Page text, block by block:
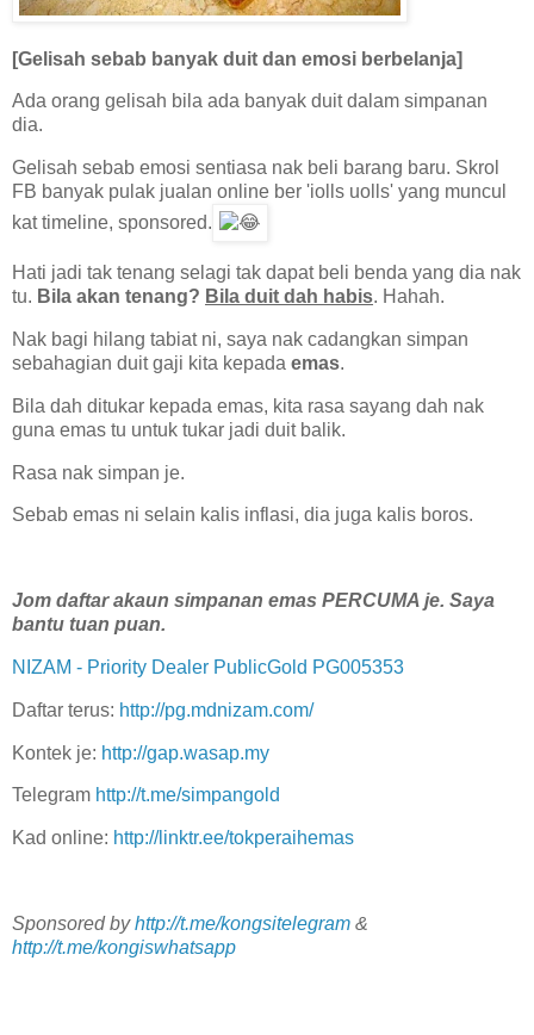
[Gelisah sebab banyak duit dan emosi berbelanja]
Ada orang gelisah bila ada banyak duit dalam simpanan
dia.
Gelisah sebab emosi sentiasa nak beli barang baru. Skrol
FB banyak pulak jualan online ber 'iolls uolls' yang muncul
kat timeline, sponsored.
Hati jadi tak tenang selagi tak dapat beli benda yang dia nak
tu. Bila akan tenang? Bila duit dah habis. Hahah.
Nak bagi hilang tabiat ni, saya nak cadangkan simpan
sebahagian duit gaji kita kepada emas.
Bila dah ditukar kepada emas, kita rasa sayang dah nak
guna emas tu untuk tukar jadi duit balik.
Rasa nak simpan je.
Sebab emas ni selain kalis inflasi, dia juga kalis boros.
Jom daftar akaun simpanan emas PERCUMA je. Saya
bantu tuan puan.
NIZAM - Priority Dealer PublicGold PG005353
Daftar terus: http://pg.mdnizam.com/
Kontek je: http://gap.wasap.my
Telegram http://t.me/simpangold
Kad online: http://linktr.ee/tokperaihemas
Sponsored byhttp://t.me/kongsitelegram &
http://t.me/kongiswhatsapp